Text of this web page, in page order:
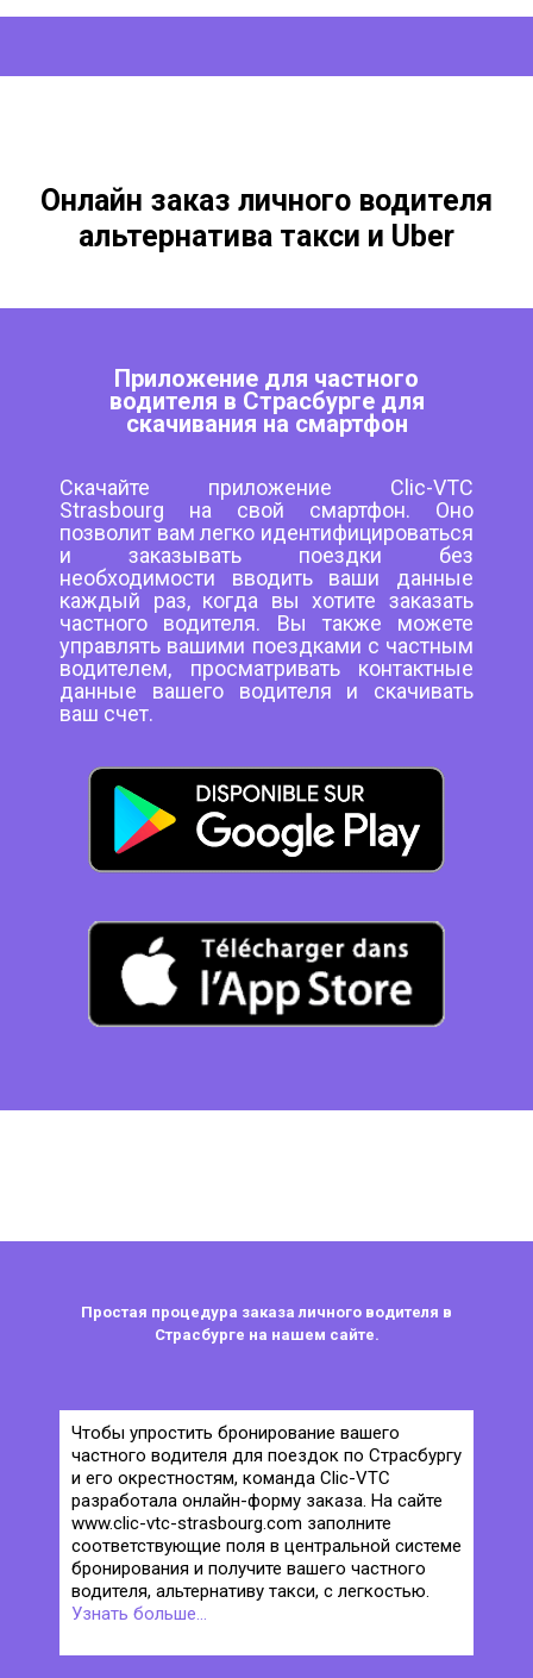
Онлайн заказ личного водителя
альтернатива такси и Uber
Приложение для частного
водителя в Страсбурге для
скачивания на смартфон
Скачайте приложение Clic-VTC
Strasbourg на свой смартфон. Оно
позволит вам легко идентифицироваться
и заказывать поездки без
необходимости вводить ваши данные
каждый раз, когда вы хотите заказать
частного водителя. Вы также можете
управлять вашими поездками с частным
водителем, просматривать контактные
данные вашего водителя и скачивать
ваш счет.
Простая процедура заказа личного водителя в
Страсбурге на нашем сайте.
Чтобы упростить бронирование вашего
частного водителя для поездок по Страсбургу
и его окрестностям, команда Clic-VTC
разработала онлайн-форму заказа. На сайте
www.clic-vtc-strasbourg.com заполните
соответствующие поля в центральной системе
бронирования и получите вашего частного
водителя, альтернативу такси, с легкостью.
Узнать больше...